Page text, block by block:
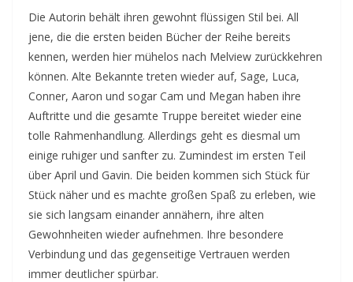
Die Autorin behält ihren gewohnt flüssigen Stil bei. All
jene, die die ersten beiden Bücher der Reihe bereits
kennen, werden hier mühelos nach Melview zurückkehren
können. Alte Bekannte treten wieder auf, Sage, Luca,
Conner, Aaron und sogar Cam und Megan haben ihre
Auftritte und die gesamte Truppe bereitet wieder eine
tolle Rahmenhandlung. Allerdings geht es diesmal um
einige ruhiger und sanfter zu. Zumindest im ersten Teil
über April und Gavin. Die beiden kommen sich Stück für
Stück näher und es machte großen Spaß zu erleben, wie
sie sich langsam einander annähern, ihre alten
Gewohnheiten wieder aufnehmen. Ihre besondere
Verbindung und das gegenseitige Vertrauen werden
immer deutlicher spürbar.